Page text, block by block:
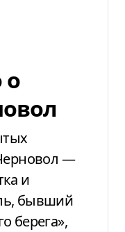
о
—
и
бывший
берега»,